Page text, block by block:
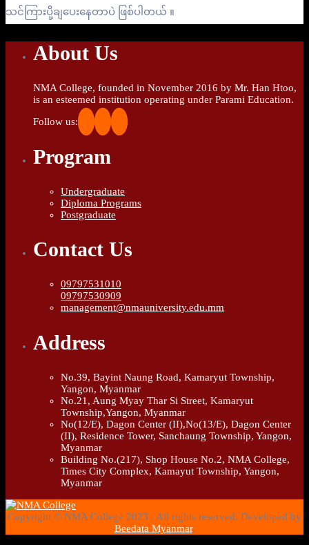
သင်ကြားပို့ချပေးနေတာပဲ ဖြစ်ပါတယ် ။
About Us
NMA College, founded in November 2016 by Mr. Han Htoo,
is an esteemed institution operating under Parami Education.
Follow us:
Program
Undergraduate
Diploma Programs
Postgraduate
Contact Us
09797531010
09797530909
management@nmauniversity.edu.mm
Address
No.39, Bayint Naung Road, Kamaryut Township,
Yangon, Myanmar
No.21, Aung Myay Thar Si Street, Kamaryut
Township,Yangon, Myanmar
No(12/E), Dagon Center (II),No(13/E), Dagon Center
(II), Residence Tower, Sanchaung Township, Yangon,
Myanmar
Building No.(217), Shop House No.2, NMA College,
Times City Complex, Kamayut Township, Yangon,
Myanmar
Copyright © NMA College 2023 . All rights reserved. Developed by
Beedata Myanmar.